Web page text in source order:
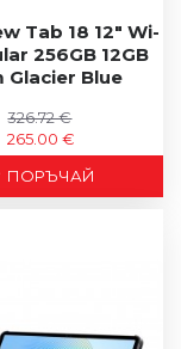
Tab 18 12" Wi-
256GB 12GB
Glacier Blue
265.00 €
326.72 €
ПОРЪЧАЙ